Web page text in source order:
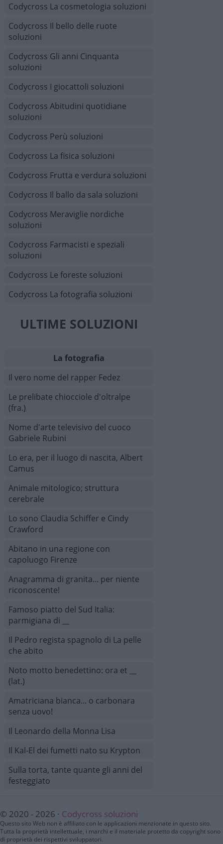
Codycross La cosmetologia soluzioni
Codycross Il bello delle ruote
soluzioni
Codycross Gli anni Cinquanta
soluzioni
Codycross I giocattoli soluzioni
Codycross Abitudini quotidiane
soluzioni
Codycross Perù soluzioni
Codycross La fisica soluzioni
Codycross Frutta e verdura soluzioni
Codycross Il ballo da sala soluzioni
Codycross Meraviglie nordiche
soluzioni
Codycross Farmacisti e speziali
soluzioni
Codycross Le foreste soluzioni
Codycross La fotografia soluzioni
ULTIME SOLUZIONI
La fotografia
Il vero nome del rapper Fedez
Le prelibate chiocciole d'oltralpe
(fra.)
Nome d'arte televisivo del cuoco
Gabriele Rubini
Lo era, per il luogo di nascita, Albert
Camus
Animale mitologico; struttura
cerebrale
Lo sono Claudia Schiffer e Cindy
Crawford
Abitano in una regione con
capoluogo Firenze
Anagramma di granita... per niente
riconoscente!
Famoso piatto del Sud Italia:
parmigiana di __
Il Pedro regista spagnolo di La pelle
che abito
Noto motto benedettino: ora et __
(lat.)
Amatriciana bianca... o carbonara
senza uovo!
Il Leonardo della Monna Lisa
Il Kal-El dei fumetti nato su Krypton
Sulla torta, tante quante gli anni del
festeggiato
© 2020 - 2026 · Codycross soluzioni
Questo sito Web non è affiliato con le applicazioni menzionate in questo sito.
Tutta la proprietà intellettuale, i marchi e il materiale protetto da copyright sono
di proprietà dei rispettivi sviluppatori.